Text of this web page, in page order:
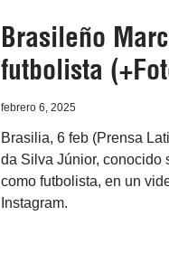
Brasileño
futbolista
febrero 6, 2025
Brasilia, 6 feb (Prensa
da Silva Júnior, conocido
como futbolista, en un
Instagram.